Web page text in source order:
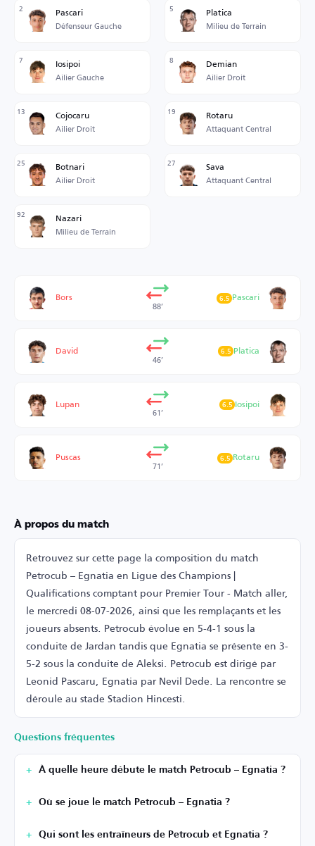
2 Pascari
Défenseur Gauche
5 Platica
Milieu de Terrain
7 Iosipoi
Ailier Gauche
8 Demian
Ailier Droit
13 Cojocaru
Ailier Droit
19 Rotaru
Attaquant Central
25 Botnari
Ailier Droit
27 Sava
Attaquant Central
92 Nazari
Milieu de Terrain
Bors
88’
Pascari
6.5
David
46’
Platica
6.5
Lupan
61’
Iosipoi
6.5
Puscas
71’
Rotaru
6.5
À propos du match
Retrouvez sur cette page la composition du match
Petrocub – Egnatia en Ligue des Champions |
Qualifications comptant pour Premier Tour - Match aller,
le mercredi 08-07-2026, ainsi que les remplaçants et les
joueurs absents. Petrocub évolue en 5-4-1 sous la
conduite de Jardan tandis que Egnatia se présente en 3-
5-2 sous la conduite de Aleksi. Petrocub est dirigé par
Leonid Pascaru, Egnatia par Nevil Dede. La rencontre se
déroule au stade Stadion Hincesti.
Questions fréquentes
À quelle heure débute le match Petrocub – Egnatia ?
Où se joue le match Petrocub – Egnatia ?
Qui sont les entraîneurs de Petrocub et Egnatia ?